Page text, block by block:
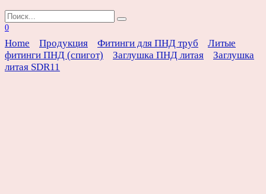
Search
for:
0
Home Продукция Фитинги для ПНД труб
Литые
фитинги ПНД (спигот)
Заглушка ПНД литая
Заглушка
литая SDR11